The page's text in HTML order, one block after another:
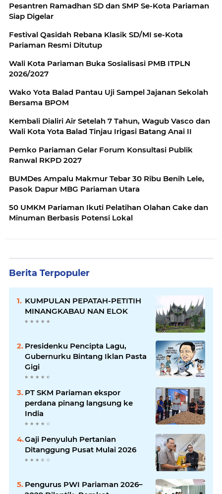
Pesantren Ramadhan SD dan SMP Se-Kota Pariaman
Siap Digelar
Festival Qasidah Rebana Klasik SD/MI se-Kota
Pariaman Resmi Ditutup
Wali Kota Pariaman Buka Sosialisasi PMB ITPLN
2026/2027
Wako Yota Balad Pantau Uji Sampel Jajanan Sekolah
Bersama BPOM
Kembali Dialiri Air Setelah 7 Tahun, Wagub Vasco dan
Wali Kota Yota Balad Tinjau Irigasi Batang Anai II
Pemko Pariaman Gelar Forum Konsultasi Publik
Ranwal RKPD 2027
BUMDes Ampalu Makmur Tebar 30 Ribu Benih Lele,
Pasok Dapur MBG Pariaman Utara
50 UMKM Pariaman Ikuti Pelatihan Olahan Cake dan
Minuman Berbasis Potensi Lokal
Berita Terpopuler
KUMPULAN PEPATAH-PETITIH
MINANGKABAU NAN ELOK
Presidenku Pencipta Lagu,
Gubernurku Bintang Iklan Pasta
Gigi
PT SKM Pariaman ekspor
perdana pinang langsung ke
India
Gaji Penyuluh Pertanian
Ditanggung Pusat Mulai 2026
Pengurus PWI Pariaman 2026–